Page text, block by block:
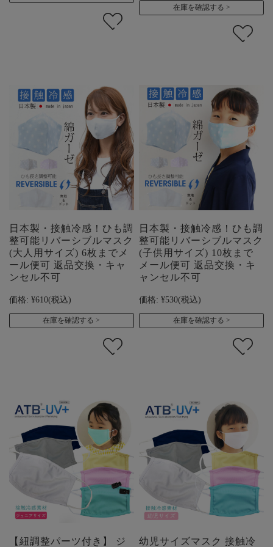
在庫を確認する
日本製・接触冷感！ひも調
整可能リバーシブルマスク
(大人用サイズ) 6枚までメ
ール便可 返品交換・キャ
ンセル不可
価格: ¥610(税込)
在庫を確認する
日本製・接触冷感！ひも調
整可能リバーシブルマスク
(子供用サイズ) 10枚まで
メール便可 返品交換・キ
ャンセル不可
価格: ¥530(税込)
在庫を確認する
【紐調整パーツ付き】 ジ
幼児サイズマスク 接触冷